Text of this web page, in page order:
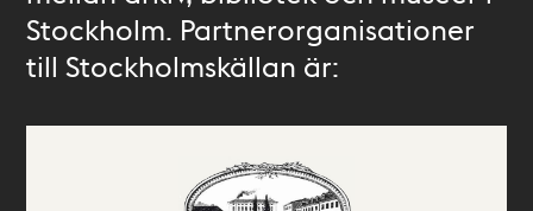
Stockholm. Partnerorganisationer
till Stockholmskällan är: